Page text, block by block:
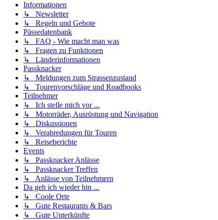
Informationen
↳ Newsletter
↳ Regeln und Gebote
Pässedatenbank
↳ FAQ - Wie macht man was
↳ Fragen zu Funktionen
↳ Länderinformationen
Passknacker
↳ Meldungen zum Strassenzustand
↳ Tourenvorschläge und Roadbooks
Teilnehmer
↳ Ich stelle mich vor ...
↳ Motorräder, Ausrüstung und Navigation
↳ Diskussionen
↳ Verabredungen für Touren
↳ Reiseberichte
Events
↳ Passknacker Anlässe
↳ Passknacker Treffen
↳ Anlässe von Teilnehmern
Da geh ich wieder hin ...
↳ Coole Orte
↳ Gute Restaurants & Bars
↳ Gute Unterkünfte